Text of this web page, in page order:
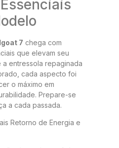
7 chega com
que elevam seu
entressola repaginada
cada aspecto foi
o máximo em
Prepare-se
a cada passada.
Retorno de Energia e